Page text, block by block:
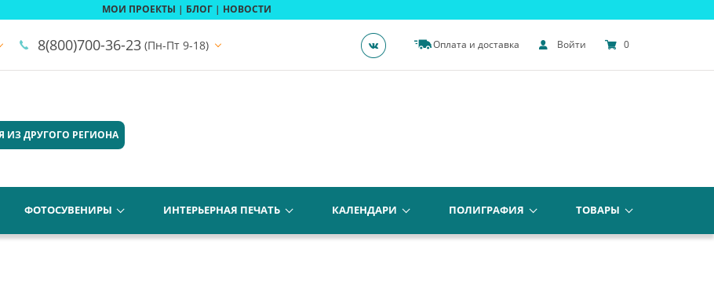
МОИ ПРОЕКТЫ | БЛОГ | НОВОСТИ
8(800)700-36-23 (Пн-Пт 9-18) Оплата и доставка Войти 0
ИЗ ДРУГОГО РЕГИОНА
ФОТОСУВЕНИРЫ ИНТЕРЬЕРНАЯ ПЕЧАТЬ КАЛЕНДАРИ ПОЛИГРАФИЯ ТОВАРЫ